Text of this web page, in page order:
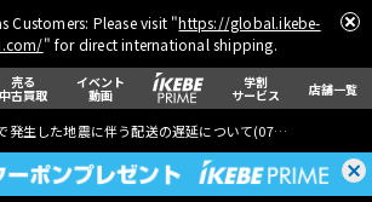
Customers: Please visit "https://global.ikebe-
" for direct international shipping.
売る
中古買取
イベント
動画
学割
サービス 店舗一覧
発生した地震に伴う配送の遅延について(07月29日